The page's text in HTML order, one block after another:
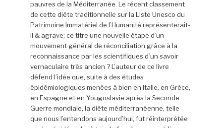
pauvres de la Méditerranée. Le récent classement
de cette diète traditionnelle sur la Liste Unesco du
Patrimoine Immatériel de l’Humanité représenterait-
il & agrave; ce titre une nouvelle étape d’un
mouvement général de réconciliation grâce à la
reconnaissance par les scientifiques d’un savoir
vernaculaire très ancien ? L’auteur de ce livre
défend l’idée que, suite à des études
épidémiologiques menées à bien en Italie, en Grèce,
en Espagne et en Yougoslavie après la Seconde
Guerre mondiale, la diète méditerranéenne, telle
que nous l’entendons aujourd’hui, fut réinterprétée